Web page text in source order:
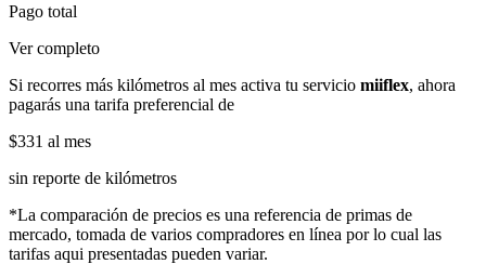
Pago total
Ver completo
Si recorres más kilómetros al mes activa tu servicio miiflex, ahora
pagarás una tarifa preferencial de
$331 al mes
sin reporte de kilómetros
*La comparación de precios es una referencia de primas de
mercado, tomada de varios compradores en línea por lo cual las
tarifas aqui presentadas pueden variar.